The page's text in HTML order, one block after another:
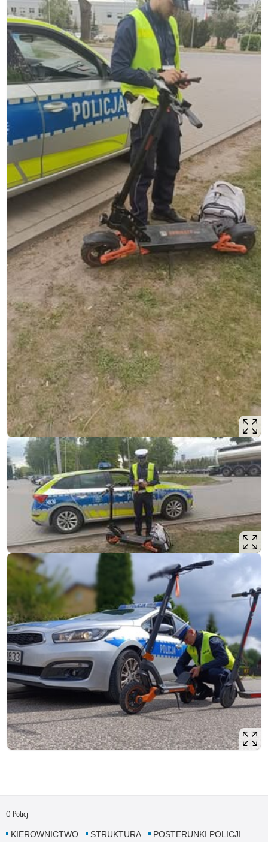
O Policji
KIEROWNICTWO STRUKTURA
POSTERUNKI POLICJI